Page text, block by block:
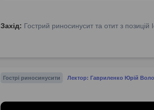
Захід: Гострий риносинусит та отит з
Гострі риносинусити Лектор: Гавриленко Юрій